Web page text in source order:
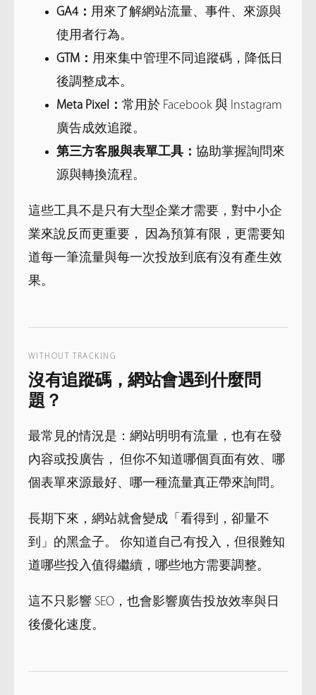
GA4： 用來了解網站流量、事件、來源與
使用者行為。
GTM： 用來集中管理不同追蹤碼，降低日
後調整成本。
Meta Pixel： 常用於 Facebook 與 Instagram
廣告成效追蹤。
第三方客服與表單工具： 協助掌握詢問來
源與轉換流程。
這些工具不是只有大型企業才需要，對中小企
業來說反而更重要， 因為預算有限，更需要知
道每一筆流量與每一次投放到底有沒有產生效
果。
WITHOUT TRACKING
沒有追蹤碼，網站會遇到什麼問
題？
最常見的情況是：網站明明有流量，也有在發
內容或投廣告， 但你不知道哪個頁面有效、哪
個表單來源最好、哪一種流量真正帶來詢問。
長期下來，網站就會變成「看得到，卻量不
到」的黑盒子。 你知道自己有投入，但很難知
道哪些投入值得繼續，哪些地方需要調整。
這不只影響 SEO，也會影響廣告投放效率與日
後優化速度。